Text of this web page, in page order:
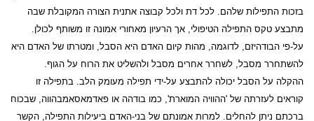
בזכות התפילות שלהם. לכל דת ולכל קבוצה אתנית הצורה המקובלת שבה
מתבצע טקס התפילה הטיפולי, אך הרעיון מאחורי אמונה זו משותף לכולן.
על-פי הבודהיזם, לדוגמה, מהות קיום האדם היא הסבל, ומטרתו של האדם היא
להשתחרר מסבל, לשחרר אחרים מסבל ולהשליט את הרוח על הגוף.
ההקלה על הסבל יכולה להתבצע על-ידי תפילה מעומק הלב. בתפילה זו
קוראים לעזרתה של 'ההוויה המוארת', כמו בודהה או פאדמאסאמבהווה, שבכוח
ברכתם ניתן להחלים. למרות אמונתם של בני-האדם ביעילות התפילה, הקשר